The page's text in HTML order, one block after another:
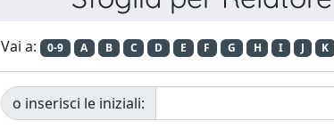
Vai a: 0-9 A B C D E F G H I J K
o inserisci le iniziali: